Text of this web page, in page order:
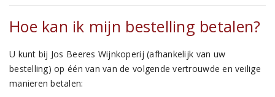
Hoe kan ik mijn bestelling betalen?
U kunt bij Jos Beeres Wijnkoperij (afhankelijk van uw
bestelling) op één van van de volgende vertrouwde en veilige
manieren betalen: